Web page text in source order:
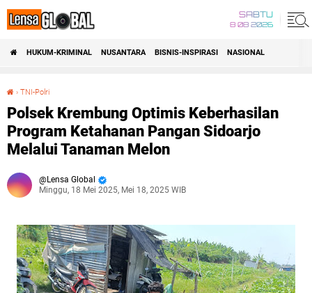
SABTU
8 08 2026
HUKUM-KRIMINAL NUSANTARA BISNIS-INSPIRASI NASIONAL
› TNI-Polri
Polsek Krembung Optimis Keberhasilan
Program Ketahanan Pangan Sidoarjo
Melalui Tanaman Melon
Lensa Global
Minggu, 18 Mei 2025, Mei 18, 2025 WIB